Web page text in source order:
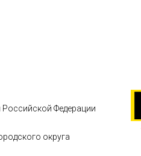
Федерации
округа